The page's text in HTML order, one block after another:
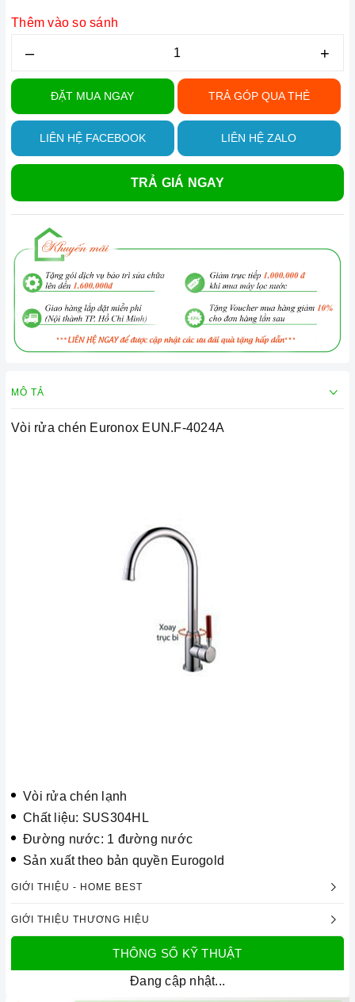
Thêm vào so sánh
– +
ĐẶT MUA NGAY TRẢ GÓP QUA THẺ
LIÊN HỆ FACEBOOK LIÊN HỆ ZALO
TRẢ GIÁ NGAY
MÔ TẢ
Vòi rửa chén Euronox EUN.F-4024A
Vòi rửa chén lạnh
Chất liệu: SUS304HL
Đường nước: 1 đường nước
Sản xuất theo bản quyền Eurogold
GIỚI THIỆU - HOME BEST
GIỚI THIỆU THƯƠNG HIỆU
THÔNG SỐ KỸ THUẬT
Đang cập nhật...